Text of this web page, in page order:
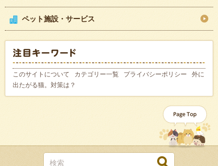
ペット施設・サービス
このサイトについて カテゴリー一覧 プライバシーポリシー
外に
出たがる猫。対策は？